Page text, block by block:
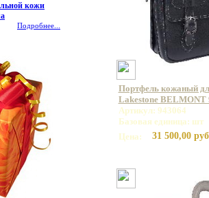
кожи
Подробнее...
Портфель кожаный
Lakestone BELMONT
Артикул: 943064
Базовая единица: шт
Цена:
31 500,00